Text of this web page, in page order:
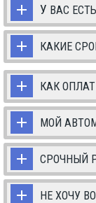
У ВАС ЕСТЬ
КАКИЕ
КАК
МОЙ
СРОЧНЫЙ
НЕ ХОЧУ